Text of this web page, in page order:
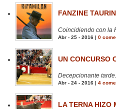
FANZINE
Coincidiendo con la
Abr - 25 - 2016 | 0
UN CONCURSO
Decepcionante
Abr - 24 - 2016 | 4
LA TERNA HIZO